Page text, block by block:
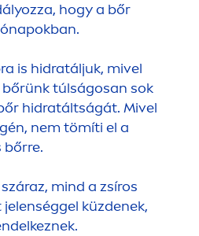
hogy a bőr
is hidratáljuk, mivel
túlságosan sok
hidratáltságát. Mivel
nem tömíti el a
bőrre.
mind a zsíros
küzdenek,